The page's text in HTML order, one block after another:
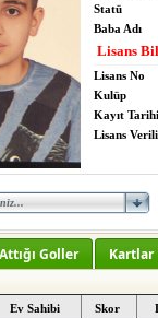
Statü
Baba Adı
Lisans
Lisans No
Kulüp
Kayıt Tarihi
Lisans
Attığı Goller Kartlar
Ev Sahibi Skor